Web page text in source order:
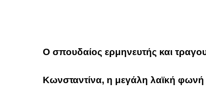
Ο σπουδαίος ερμηνευτής και
Κωνσταντίνα, η μεγάλη λαϊκή φωνή